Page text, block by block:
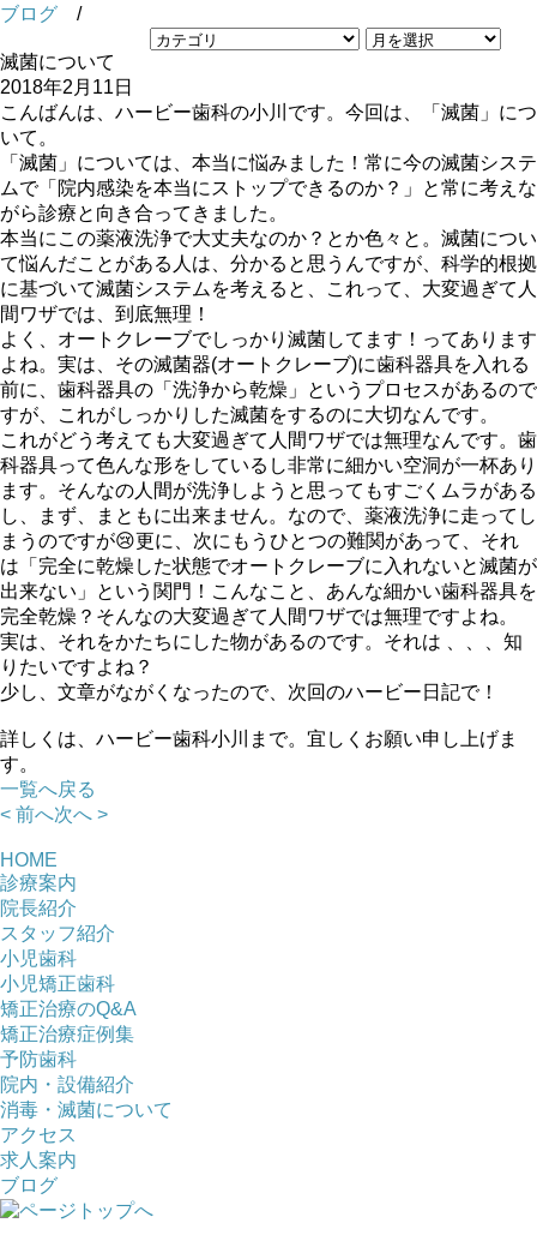
ブログ
/
滅菌について
2018年2月11日
こんばんは、ハービー歯科の小川です。今回は、「滅菌」につ
いて。
「滅菌」については、本当に悩みました！常に今の滅菌システ
ムで「院内感染を本当にストップできるのか？」と常に考えな
がら診療と向き合ってきました。
本当にこの薬液洗浄で大丈夫なのか？とか色々と。滅菌につい
て悩んだことがある人は、分かると思うんですが、科学的根拠
に基づいて滅菌システムを考えると、これって、大変過ぎて人
間ワザでは、到底無理！
よく、オートクレーブでしっかり滅菌してます！ってあります
よね。実は、その滅菌器(オートクレーブ)に歯科器具を入れる
前に、歯科器具の「洗浄から乾燥」というプロセスがあるので
すが、これがしっかりした滅菌をするのに大切なんです。
これがどう考えても大変過ぎて人間ワザでは無理なんです。歯
科器具って色んな形をしているし非常に細かい空洞が一杯あり
ます。そんなの人間が洗浄しようと思ってもすごくムラがある
し、まず、まともに出来ません。なので、薬液洗浄に走ってし
まうのですが😢更に、次にもうひとつの難関があって、それ
は「完全に乾燥した状態でオートクレーブに入れないと滅菌が
出来ない」という関門！こんなこと、あんな細かい歯科器具を
完全乾燥？そんなの大変過ぎて人間ワザでは無理ですよね。
実は、それをかたちにした物があるのです。それは 、、、知
りたいですよね？
少し、文章がながくなったので、次回のハービー日記で！
詳しくは、ハービー歯科小川まで。宜しくお願い申し上げま
す。
一覧へ戻る
< 前へ次へ >
HOME
診療案内
院長紹介
スタッフ紹介
小児歯科
小児矯正歯科
矯正治療のQ&A
矯正治療症例集
予防歯科
院内・設備紹介
消毒・滅菌について
アクセス
求人案内
ブログ